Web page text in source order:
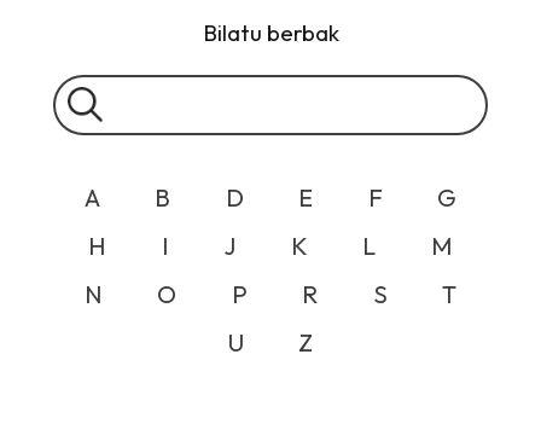
Bilatu berbak
A B D E F
G
H
I J K L
M
N
O P R S
T
U
Z